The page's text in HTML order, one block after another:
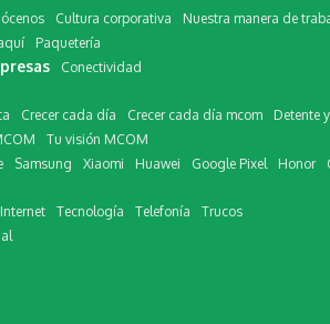
Cultura corporativa Nuestra manera de
Paquetería
Conectividad
Crecer cada día Crecer cada día mcom Detente
Tu visión MCOM
Samsung Xiaomi Huawei Google Pixel Honor
Internet Tecnología Telefonía Trucos